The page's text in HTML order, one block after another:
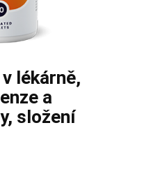
lékárně,
a
složení